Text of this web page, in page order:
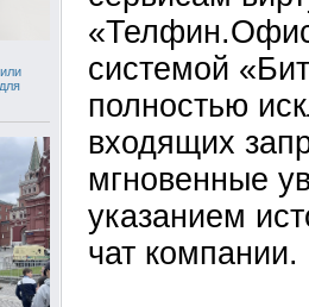
системой
полностью
входящих
мгновенные
указанием
чат компании.